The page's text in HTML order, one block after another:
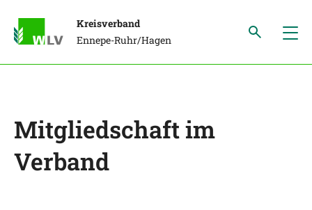
Kreisverband
Ennepe-Ruhr/Hagen
Mitgliedschaft im
Verband